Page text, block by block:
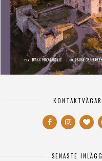
KONTAKTVÄGAR
SENASTE INLÄGG